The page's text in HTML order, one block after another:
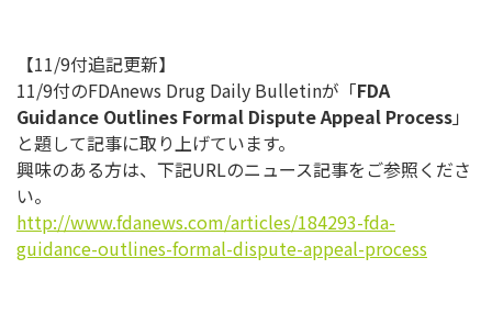
【11/9付追記更新】
11/9付のFDAnews Drug Daily Bulletinが「FDA
Guidance Outlines Formal Dispute Appeal Process」
と題して記事に取り上げています。
興味のある方は、下記URLのニュース記事をご参照くださ
い。
http://www.fdanews.com/articles/184293-fda-
guidance-outlines-formal-dispute-appeal-process